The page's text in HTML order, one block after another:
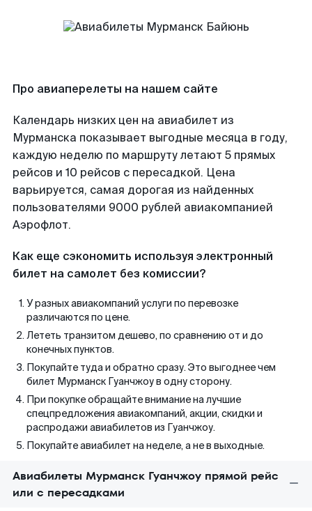
Про авиаперелеты на нашем сайте
Календарь низких цен на авиабилет из
Мурманска показывает выгодные месяца в году,
каждую неделю по маршруту летают 5 прямых
рейсов и 10 рейсов с пересадкой. Цена
варьируется, самая дорогая из найденных
пользователями 9000 рублей авиакомпанией
Аэрофлот.
Как еще сэкономить используя электронный
билет на самолет без комиссии?
У разных авиакомпаний услуги по перевозке
различаются по цене.
Лететь транзитом дешево, по сравнению от и до
конечных пунктов.
Покупайте туда и обратно сразу. Это выгоднее чем
билет Мурманск Гуанчжоу в одну сторону.
При покупке обращайте внимание на лучшие
спецпредложения авиакомпаний, акции, скидки и
распродажи авиабилетов из Гуанчжоу.
Покупайте авиабилет на неделе, а не в выходные.
Авиабилеты Мурманск Гуанчжоу прямой рейс
или с пересадками